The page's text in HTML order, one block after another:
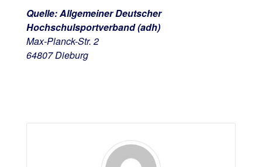
Quelle: Allgemeiner Deutscher
Hochschulsportverband (adh)
Max-Planck-Str. 2
64807 Dieburg